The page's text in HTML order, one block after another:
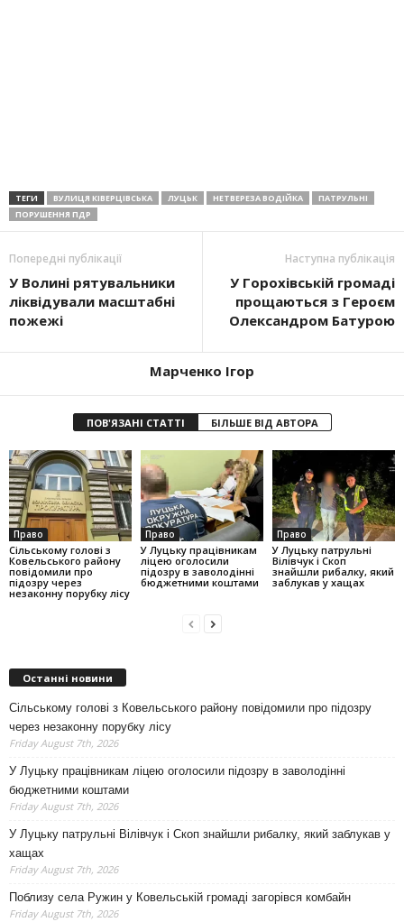
ТЕГИ ВУЛИЦЯ КІВЕРЦІВСЬКА ЛУЦЬК НЕТВЕРЕЗА ВОДІЙКА
ПАТРУЛЬНІ
ПОРУШЕННЯ ПДР
Попередні публікації
У Волині рятувальники
ліквідували масштабні
пожежі
Наступна публікація
У Горохівській громаді
прощаються з Героєм
Олександром Батурою
Марченко Ігор
ПОВ'ЯЗАНІ СТАТТІ БІЛЬШЕ ВІД АВТОРА
Право
Сільському голові з
Ковельського району
повідомили про
підозру через
незаконну порубку лісу
Право
У Луцьку працівникам
ліцею оголосили
підозру в заволодінні
бюджетними коштами
Право
У Луцьку патрульні
Вілівчук і Скоп
знайшли рибалку, який
заблукав у хащах
Останні новини
Сільському голові з Ковельського району повідомили про підозру
через незаконну порубку лісу
Friday August 7th, 2026
У Луцьку працівникам ліцею оголосили підозру в заволодінні
бюджетними коштами
Friday August 7th, 2026
У Луцьку патрульні Вілівчук і Скоп знайшли рибалку, який заблукав у
хащах
Friday August 7th, 2026
Поблизу села Ружин у Ковельській громаді загорівся комбайн
Friday August 7th, 2026